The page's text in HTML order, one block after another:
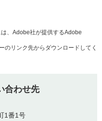
、Adobe社が提供するAdobe
のリンク先からダウンロードしてく
合わせ先
1番1号